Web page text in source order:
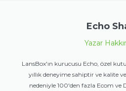
Echo
Yazar
LansBox'ın kurucusu Echo, özel
yıllık deneyime sahiptir ve kalite
nedeniyle 100'den fazla Ecom ve